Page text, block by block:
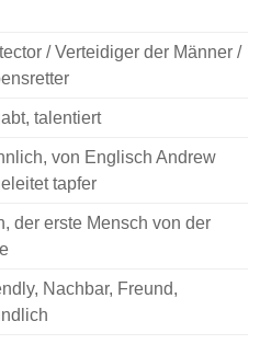
/ Verteidiger der Männer /
talentiert
von Englisch Andrew
tapfer
der erste Mensch von der
Nachbar, Freund,